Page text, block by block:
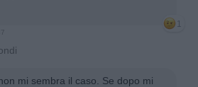
1
mi sembra il caso. Se dopo mi